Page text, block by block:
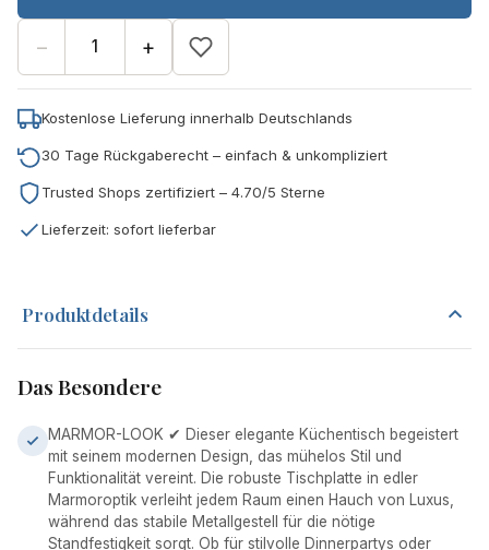
− +
Kostenlose Lieferung innerhalb Deutschlands
30 Tage Rückgaberecht – einfach & unkompliziert
Trusted Shops zertifiziert – 4.70/5 Sterne
Lieferzeit: sofort lieferbar
Produktdetails
Das Besondere
MARMOR-LOOK ✔ Dieser elegante Küchentisch begeistert
mit seinem modernen Design, das mühelos Stil und
Funktionalität vereint. Die robuste Tischplatte in edler
Marmoroptik verleiht jedem Raum einen Hauch von Luxus,
während das stabile Metallgestell für die nötige
Standfestigkeit sorgt. Ob für stilvolle Dinnerpartys oder